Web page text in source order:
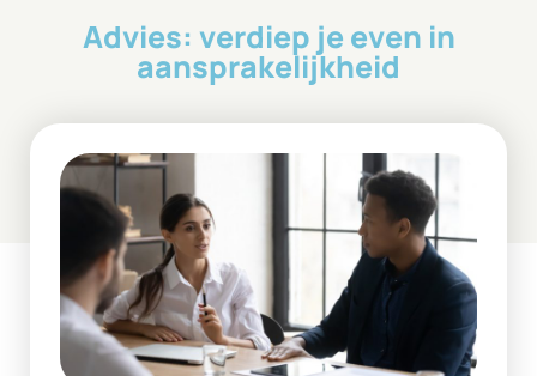
Advies: verdiep je even in
aansprakelijkheid